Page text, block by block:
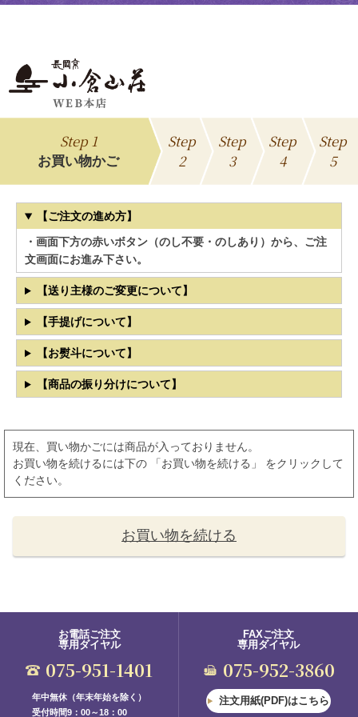
Step 1
お買い物かご
Step
2
Step
3
Step
4
Step
5
【ご注文の進め方】
・画面下方の赤いボタン（のし不要・のしあり）から、ご注
文画面にお進み下さい。
【送り主様のご変更について】
【手提げについて】
【お熨斗について】
【商品の振り分けについて】
現在、買い物かごには商品が入っておりません。
お買い物を続けるには下の 「お買い物を続ける」 をクリックして
ください。
お買い物を続ける
お電話ご注文
専用ダイヤル
075-951-1401
年中無休（年末年始を除く）
受付時間9：00～18：00
FAXご注文
専用ダイヤル
075-952-3860
注文用紙(PDF)はこちら